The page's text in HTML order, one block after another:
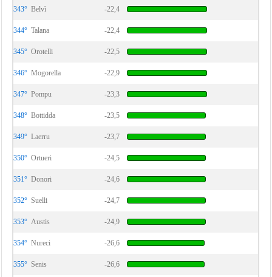
343° Belvì -22,4
344° Talana -22,4
345° Orotelli -22,5
346° Mogorella -22,9
347° Pompu -23,3
348° Bottidda -23,5
349° Laerru -23,7
350° Ortueri -24,5
351° Donori -24,6
352° Suelli -24,7
353° Austis -24,9
354° Nureci -26,6
355° Senis -26,6